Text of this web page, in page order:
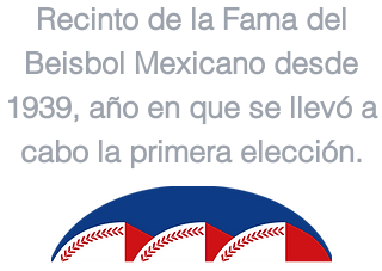
Recinto de la Fama del
Beisbol Mexicano desde
1939, año en que se llevó a
cabo la primera elección.